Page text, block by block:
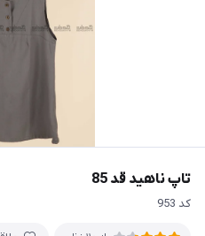
تاپ ناهید قد 85
کد 953